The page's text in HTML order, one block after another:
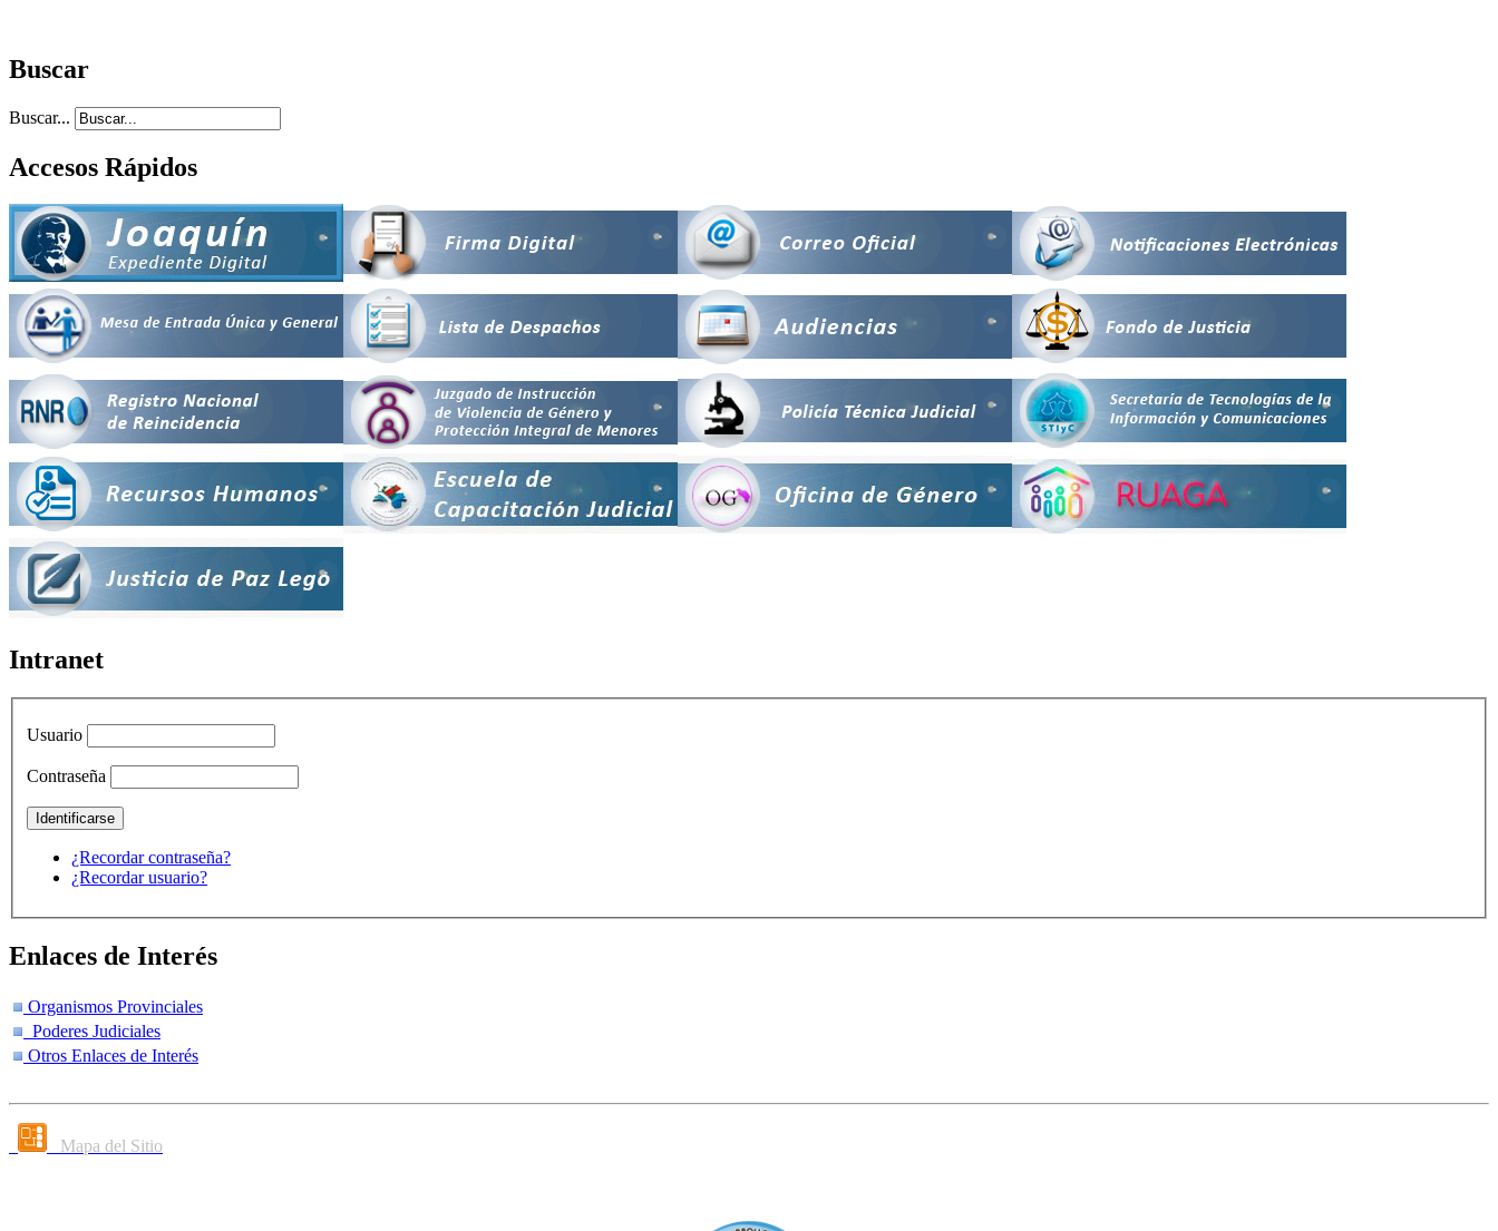
Buscar
Buscar...
Accesos Rápidos
Intranet
Usuario
Contraseña
¿Recordar contraseña?
¿Recordar usuario?
Enlaces de Interés
Organismos Provinciales
Poderes Judiciales
Otros Enlaces de Interés
Mapa del Sitio